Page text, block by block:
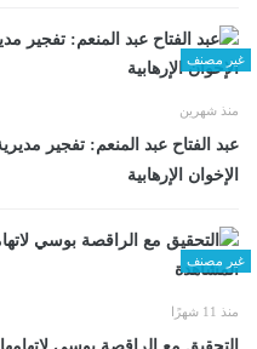
غير مصنف
منذ شهرين
عبد الفتاح عبد المنعم: تفجير
الإخوان الإرهابية
غير مصنف
منذ 11 شهرًا